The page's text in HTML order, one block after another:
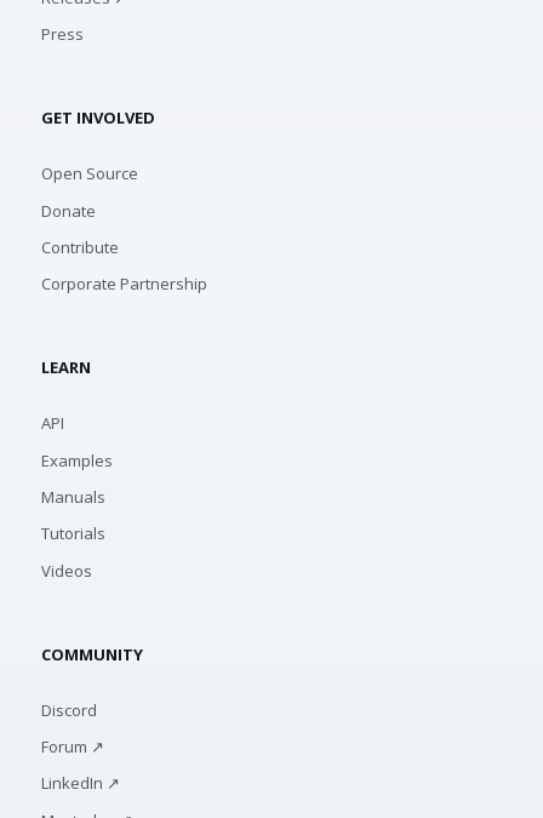
Press
GET INVOLVED
Open Source
Donate
Contribute
Corporate Partnership
LEARN
API
Examples
Manuals
Tutorials
Videos
COMMUNITY
Discord
Forum ↗
LinkedIn ↗